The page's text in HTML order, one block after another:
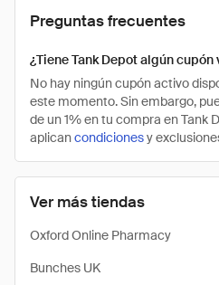
Ver más tiendas
Oxford Online Pharmacy
Bunches UK
Preguntas frecuentes
¿Tiene Tank Depot algún
No hay ningún cupón activo
este momento. Sin embargo,
de un 1% en tu compra en Tank
aplicancondicionesy